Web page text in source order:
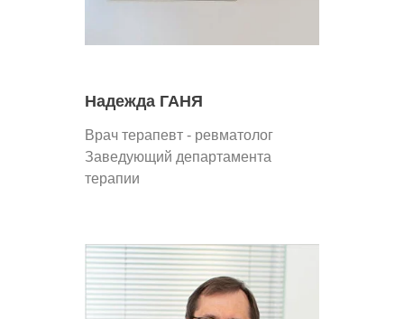
Надежда ГАНЯ
Врач терапевт - ревматолог
Заведующий департамента
терапии